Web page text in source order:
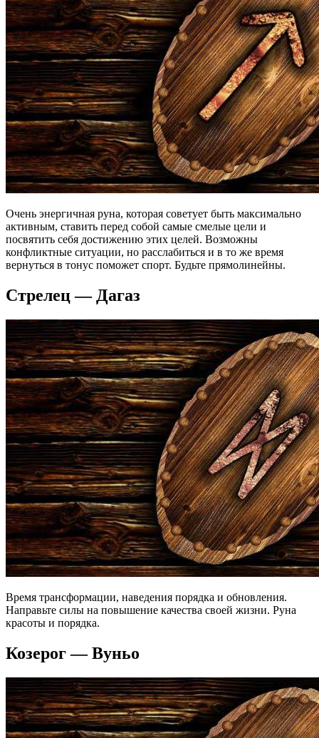
Очень энергичная руна, которая советует быть максимально
активным, ставить перед собой самые смелые цели и
посвятить себя достижению этих целей. Возможны
конфликтные ситуации, но расслабиться и в то же время
вернуться в тонус поможет спорт. Будьте прямолинейны.
Стрелец — Дагаз
Время трансформации, наведения порядка и обновления.
Направьте силы на повышение качества своей жизни. Руна
красоты и порядка.
Козерог — Вуньо